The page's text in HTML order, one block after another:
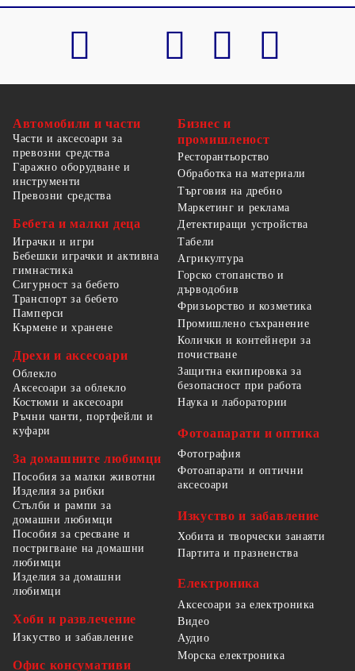
Автомобили и части
Части и аксесоари за
превозни средства
Гаражно оборудване и
инструменти
Превозни средства
Бебета и малки деца
Играчки и игри
Бебешки играчки и активна
гимнастика
Сигурност за бебето
Транспорт за бебето
Памперси
Кърмене и хранене
Дрехи и аксесоари
Облекло
Аксесоари за облекло
Костюми и аксесоари
Ръчни чанти, портфейли и
куфари
За домашните любимци
Пособия за малки животни
Изделия за рибки
Стълби и рампи за
домашни любимци
Пособия за сресване и
постригване на домашни
любимци
Изделия за домашни
любимци
Хоби и развлечение
Изкуство и забавление
Офис консумативи
Бизнес и
промишленост
Ресторантьорство
Обработка на материали
Търговия на дребно
Маркетинг и реклама
Детектиращи устройства
Табели
Агрикултура
Горско стопанство и
дърводобив
Фризьорство и козметика
Промишлено съхранение
Колички и контейнери за
почистване
Защитна екипировка за
безопасност при работа
Наука и лаборатории
Фотоапарати и оптика
Фотография
Фотоапарати и оптични
аксесоари
Изкуство и забавление
Хобита и творчески занаяти
Партита и празненства
Електроника
Аксесоари за електроника
Видео
Аудио
Морска електроника